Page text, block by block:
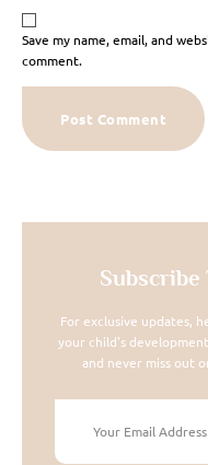
Save my name, email, and
comment.
Subscribe
For exclusive updates,
your child's
and never miss out